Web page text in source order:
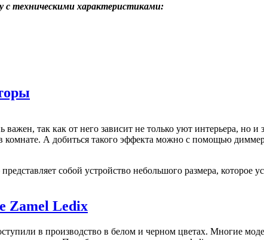
техническими характеристиками:
так как от него зависит не только уют интерьера, но
комнате. А добиться такого эффекта можно с помощью
собой устройство небольшого размера, которое
Zamel Ledix
в производство в белом и черном цветах. Многие